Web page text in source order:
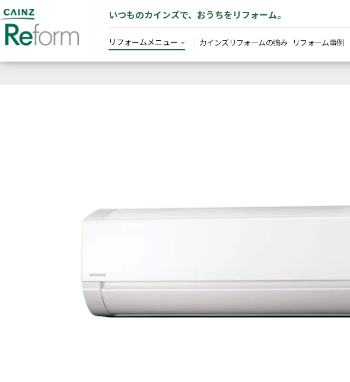
いつものカインズで、おうちをリフォーム。
リフォームメニュー カインズリフォームの強み リフォーム事例